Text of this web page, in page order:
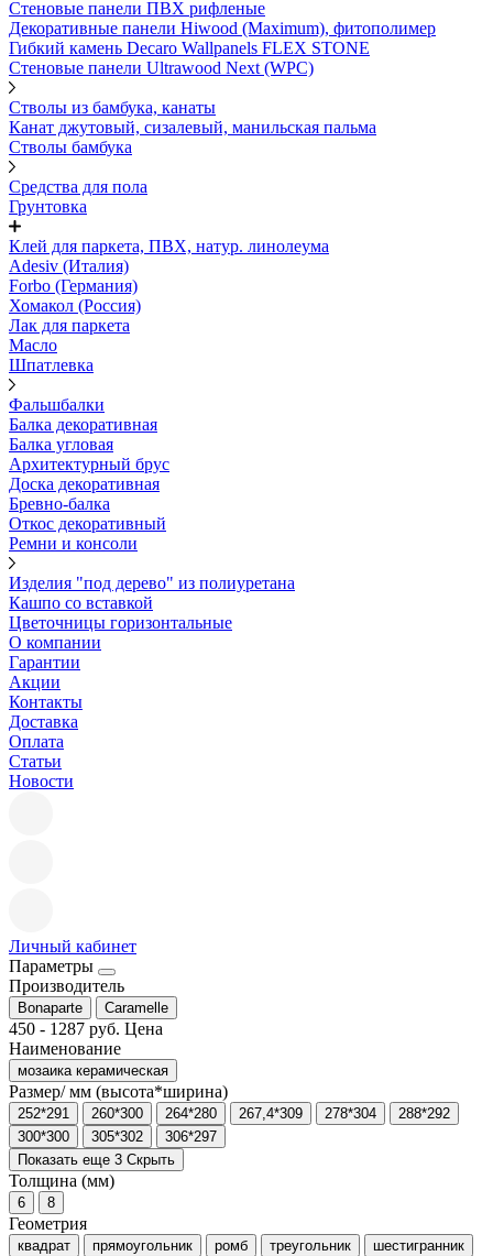
Стеновые панели ПВХ рифленые
Декоративные панели Hiwood (Maximum), фитополимер
Гибкий камень Decaro Wallpanels FLEX STONE
Стеновые панели Ultrawood Next (WPC)
Стволы из бамбука, канаты
Канат джутовый, сизалевый, манильская пальма
Стволы бамбука
Средства для пола
Грунтовка
Клей для паркета, ПВХ, натур. линолеума
Adesiv (Италия)
Forbo (Германия)
Хомакол (Россия)
Лак для паркета
Масло
Шпатлевка
Фальшбалки
Балка декоративная
Балка угловая
Архитектурный брус
Доска декоративная
Бревно-балка
Откос декоративный
Ремни и консоли
Изделия "под дерево" из полиуретана
Кашпо со вставкой
Цветочницы горизонтальные
О компании
Гарантии
Акции
Контакты
Доставка
Оплата
Статьи
Новости
Личный кабинет
Параметры
Производитель
Bonaparte Caramelle
450 - 1287 руб. Цена
Наименование
мозаика керамическая
Размер/ мм (высота*ширина)
252*291 260*300 264*280 267,4*309 278*304
288*292
300*300
305*302
306*297
Показать еще 3 Скрыть
Толщина (мм)
6 8
Геометрия
квадрат прямоугольник ромб треугольник шестигранник